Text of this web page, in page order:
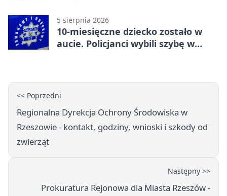
5 sierpnia 2026
10-miesięczne dziecko zostało w
aucie. Policjanci wybili szybę w
<< Poprzedni
Regionalna Dyrekcja Ochrony Środowiska w
Rzeszowie - kontakt, godziny, wnioski i szkody od
zwierząt
Następny >>
Prokuratura Rejonowa dla Miasta Rzeszów -